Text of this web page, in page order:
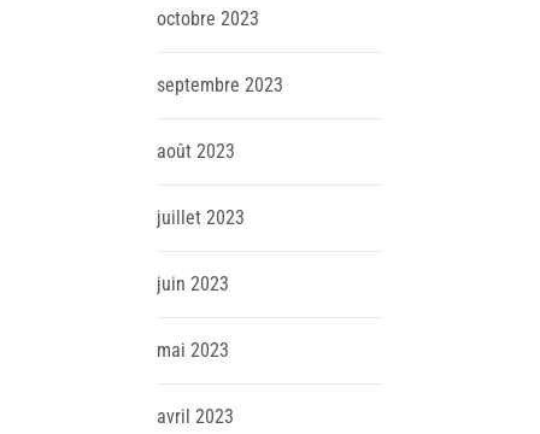
octobre 2023
septembre 2023
août 2023
juillet 2023
juin 2023
mai 2023
avril 2023